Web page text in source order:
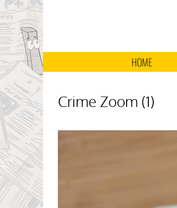
HOME
Crime Zoom (1)